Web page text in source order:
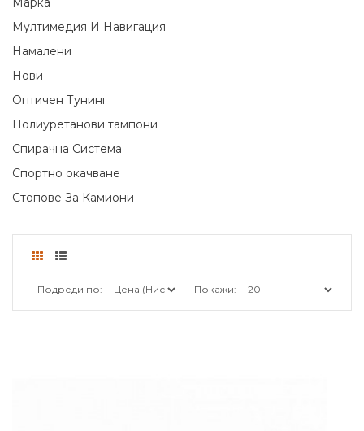
Мултимедия И Навигация
Намалени
Нови
Оптичен Тунинг
Полиуретанови тампони
Спирачна Система
Спортно окачване
Стопове За Камиони
Подреди по: Покажи: